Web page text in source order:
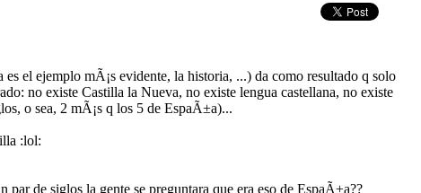
el ejemplo mÃ¡s evidente, la historia, ...) da como resultado q solo
no existe Castilla la Nueva, no existe lengua castellana, no existe
o sea, 2 mÃ¡s q los 5 de EspaÃ±a)...
:lol:
de siglos la gente se preguntara que era eso de EspaÃ±a??